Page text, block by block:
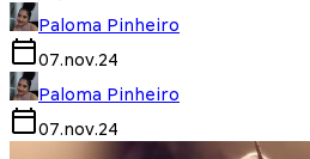
Paloma Pinheiro
07.nov.24
Paloma Pinheiro
07.nov.24